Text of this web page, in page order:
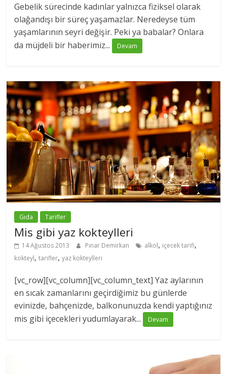
Gebelik sürecinde kadınlar yalnızca fiziksel olarak
olağandışı bir süreç yaşamazlar. Neredeyse tüm
yaşamlarının seyri değişir. Peki ya babalar? Onlara
da müjdeli bir haberimiz...
Devam
Gıda Tarifler
Mis gibi yaz kokteylleri
14 Ağustos 2013 Pınar Demirkan alkol, içecek tarifi,
kokteyl,tarifler,yaz kokteylleri
[vc_row][vc_column][vc_column_text] Yaz aylarının
en sıcak zamanlarını geçirdiğimiz bu günlerde
evinizde, bahçenizde, balkonunuzda kendi yaptığınız
mis gibi içecekleri yudumlayarak...
Devam